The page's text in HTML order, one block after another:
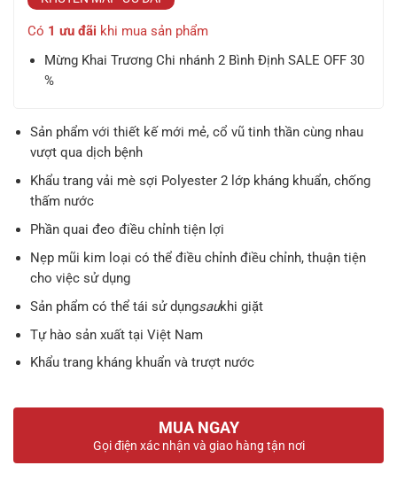
19.000 ₫.
13.300
Có 1 ưu đãi khi mua sản phẩm
Mừng Khai Trương Chi nhánh 2 Bình Định SALE OFF 30
%
Sản phẩm với thiết kế mới mẻ, cổ vũ tinh thần cùng nhau
vượt qua dịch bệnh
Khẩu trang vải mè sợi Polyester 2 lớp kháng khuẩn, chống
thấm nước
Phần quai đeo điều chỉnh tiện lợi
Nẹp mũi kim loại có thể điều chỉnh điều chỉnh, thuận tiện
cho việc sử dụng
Sản phẩm có thể tái sử dụngsaukhi giặt
Tự hào sản xuất tại Việt Nam
Khẩu trang kháng khuẩn và trượt nước
MUA NGAY
Gọi điện xác nhận và giao hàng tận nơi